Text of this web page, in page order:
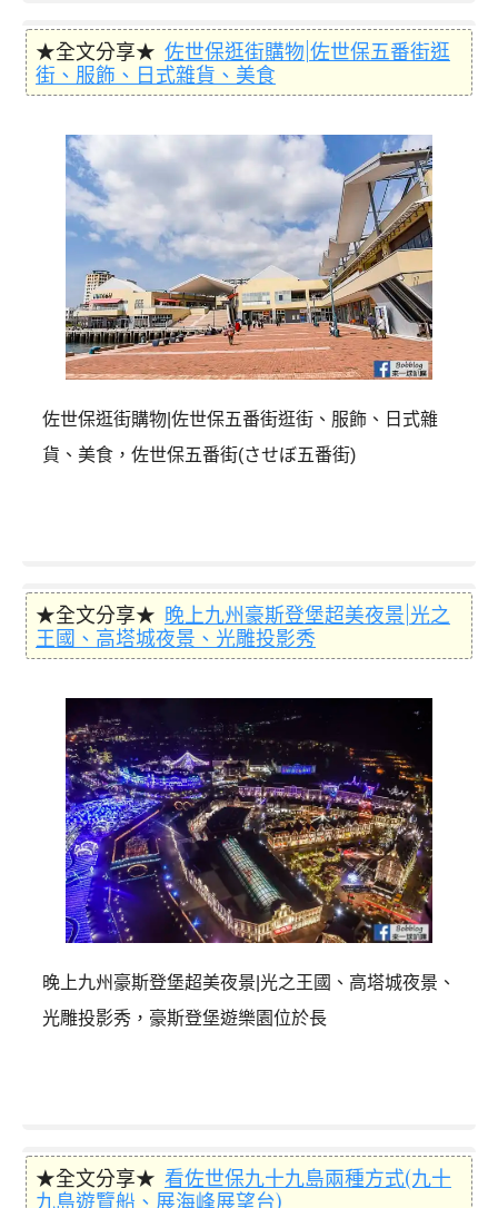
★全文分享★ 佐世保逛街購物|佐世保五番街逛
街、服飾、日式雜貨、美食
佐世保逛街購物|佐世保五番街逛街、服飾、日式雜
貨、美食，佐世保五番街(させぼ五番街)
★全文分享★ 晚上九州豪斯登堡超美夜景|光之
王國、高塔城夜景、光雕投影秀
晚上九州豪斯登堡超美夜景|光之王國、高塔城夜景、
光雕投影秀，豪斯登堡遊樂園位於長
★全文分享★ 看佐世保九十九島兩種方式(九十
九島遊覽船、展海峰展望台)